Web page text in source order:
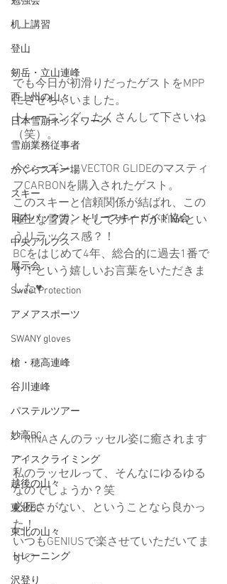
机上講習
登山
剱岳・立山連峰
西上州の山々
日本雪崩ネットワーク
雪崩業務従事者
かぐらスキー場
スキー
日本バックカントリースキーガイド協会
中央アルプス
展示会
Sweet Protection
アメアスポーツ
SWANY gloves
槍・穂高連峰
谷川連峰
パステルツアー
妙高BC
アイスクライミング
越後の山々
東北BC
東北の山々
トレーニング
沢登り
でも今日が初滑りだったゲストをMPP
にさせちゃいました。
トレーニング、たくさんして下さいね
（笑）。
今シーズン、VECTOR GLIDEのマスティ
フCARBONを購入されたゲスト。
このスキーと信頼関係が結ばれ、この
極上な雪質。そしてガイドがRINAとい
うリラックス感？！
BCをはじめて4年、総合的に過去1番で
す！という嬉しいお言葉をいただきま
した♥
「RINAさんのラッセル姿に癒されます
～」
私のラッセルって、そんなにゆるゆる
なのでしょうか？笑
必死さがない、ということなら良かっ
た！
いつもGENIUSで楽させていただいてま
す♡